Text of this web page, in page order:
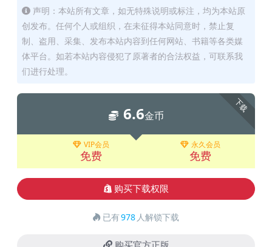
声明：本站所有文章，如无特殊说明或标注，均为本站原
创发布。任何个人或组织，在未征得本站同意时，禁止复
制、盗用、采集、发布本站内容到任何网站、书籍等各类媒
体平台。如若本站内容侵犯了原著者的合法权益，可联系我
们进行处理。
下载
6.6金币
VIP会员
免费
永久会员
免费
购买下载权限
已有978 人解锁下载